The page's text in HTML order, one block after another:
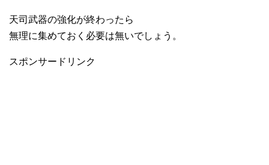
天司武器の強化が終わったら
無理に集めておく必要は無いでしょう。
スポンサードリンク